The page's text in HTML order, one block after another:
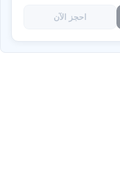
احجز الآن